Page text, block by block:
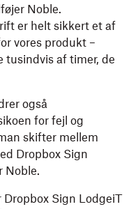
Noble.
er helt sikkert et af
vores produkt –
tusindvis af timer, de
også
for fejl og
skifter mellem
Dropbox Sign
Noble.
Dropbox Sign LodgeiT